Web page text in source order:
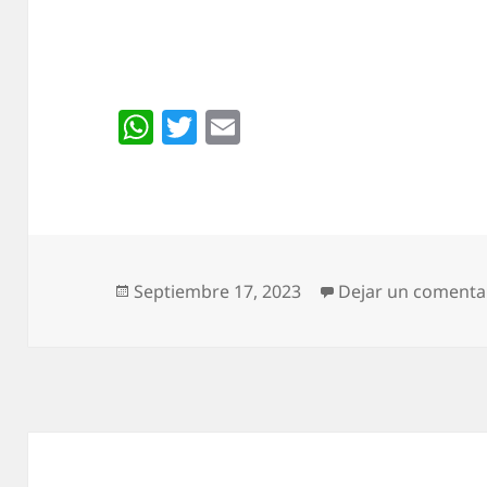
W
p
T
Publicado
Septiembre 17, 2023 Dejar un